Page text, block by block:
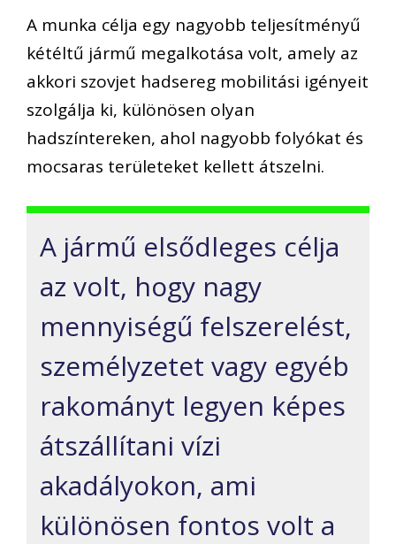
A munka célja egy nagyobb teljesítményű
kétéltű jármű megalkotása volt, amely az
akkori szovjet hadsereg mobilitási igényeit
szolgálja ki, különösen olyan
hadszíntereken, ahol nagyobb folyókat és
mocsaras területeket kellett átszelni.
A jármű elsődleges célja
az volt, hogy nagy
mennyiségű felszerelést,
személyzetet vagy egyéb
rakományt legyen képes
átszállítani vízi
akadályokon, ami
különösen fontos volt a